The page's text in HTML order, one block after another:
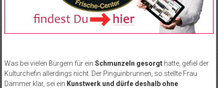
Was bei vielen Bürgern für ein Schmunzeln gesorgthatte, gefiel der
Kulturchefin allerdings nicht. Der Pinguinbrunnen, so stellte Frau
Dämmer klar, sei ein Kunstwerk und dürfe deshalb ohne